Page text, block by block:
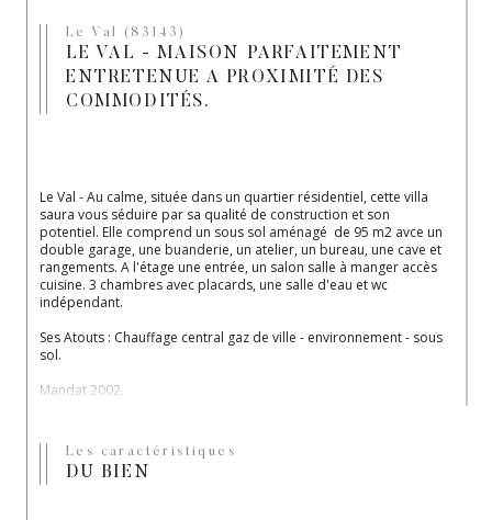
Le Val (83143)
LE VAL - MAISON PARFAITEMENT
ENTRETENUE A PROXIMITÉ DES
COMMODITÉS.
Le Val - Au calme, située dans un quartier résidentiel, cette villa
saura vous séduire par sa qualité de construction et son
potentiel. Elle comprend un sous sol aménagé  de 95 m2 avce un
double garage, une buanderie, un atelier, un bureau, une cave et
rangements. A l'étage une entrée, un salon salle à manger accès
cuisine. 3 chambres avec placards, une salle d'eau et wc
indépendant.
Ses Atouts : Chauffage central gaz de ville - environnement - sous
sol.
Mandat 2002.
Les caractéristiques
DU BIEN